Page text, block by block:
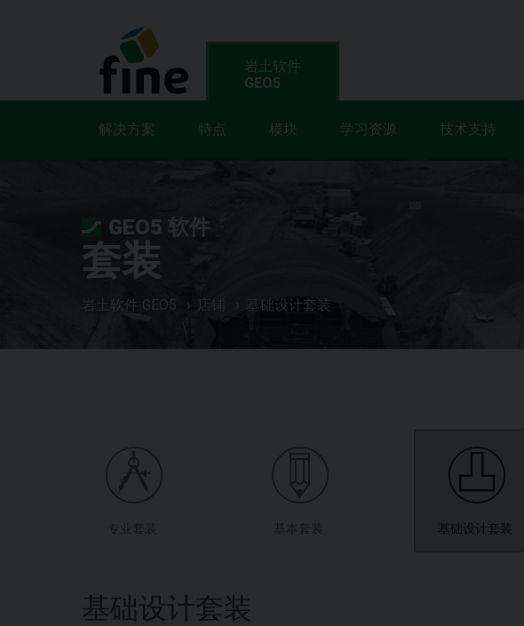
岩土软件
GEO5
解决方案 特点 模块 学习资源 技术支持
GEO5 软件
套装
岩土软件 GEO5 店铺 基础设计套装
基础设计套装
基础设计套装